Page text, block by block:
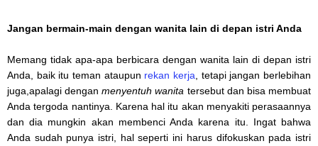
Jangan bermain-main dengan wanita lain di depan istri Anda
Memang tidak apa-apa berbicara dengan wanita lain di depan istri
Anda, baik itu teman ataupun rekan kerja , tetapi jangan berlebihan
juga,apalagi denganmenyentuh wanita tersebut dan bisa membuat
Anda tergoda nantinya. Karena hal itu akan menyakiti perasaannya
dan dia mungkin akan membenci Anda karena itu. Ingat bahwa
Anda sudah punya istri, hal seperti ini harus difokuskan pada istri